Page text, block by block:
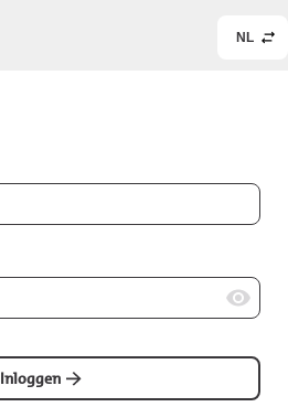
NL
Inloggen